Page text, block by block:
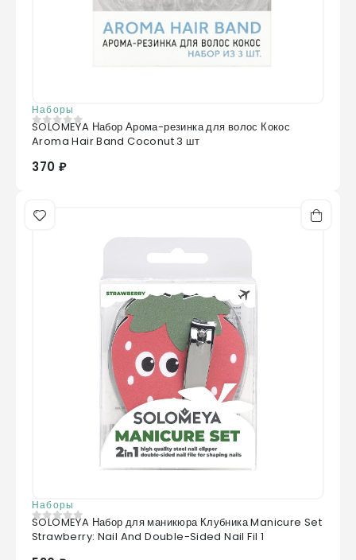
Наборы
0из 5
SOLOMEYA Набор Арома-резинка для волос Кокос
Aroma Hair Band Coconut 3 шт
370 ₽
Наборы
0 из 5
SOLOMEYA Набор для маникюра Клубника Manicure Set
Strawberry: Nail And Double-Sided Nail Fil 1